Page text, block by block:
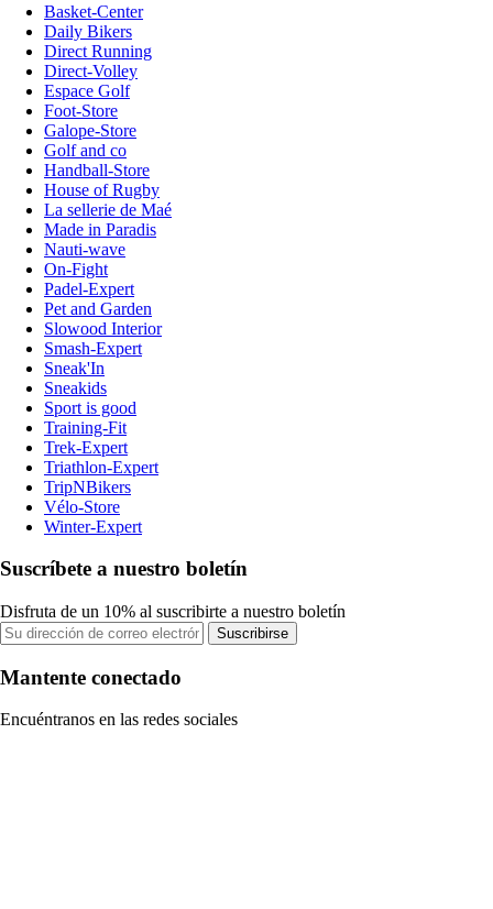
Basket-Center
Daily Bikers
Direct Running
Direct-Volley
Espace Golf
Foot-Store
Galope-Store
Golf and co
Handball-Store
House of Rugby
La sellerie de Maé
Made in Paradis
Nauti-wave
On-Fight
Padel-Expert
Pet and Garden
Slowood Interior
Smash-Expert
Sneak'In
Sneakids
Sport is good
Training-Fit
Trek-Expert
Triathlon-Expert
TripNBikers
Vélo-Store
Winter-Expert
Suscríbete a nuestro boletín
Disfruta de un 10% al suscribirte a nuestro boletín
Suscribirse
Mantente conectado
Encuéntranos en las redes sociales